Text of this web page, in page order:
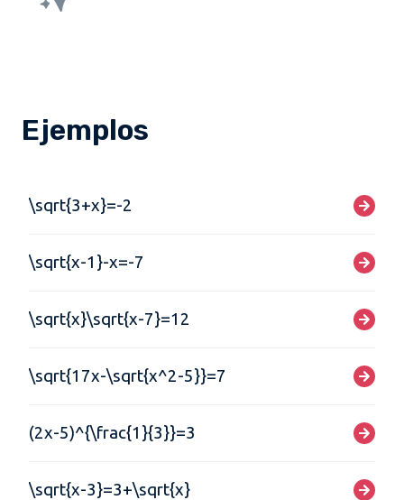
Ejemplos
\sqrt{3+x}=-2
\sqrt{x-1}-x=-7
\sqrt{x}\sqrt{x-7}=12
\sqrt{17x-\sqrt{x^2-5}}=7
(2x-5)^{\frac{1}{3}}=3
\sqrt{x-3}=3+\sqrt{x}